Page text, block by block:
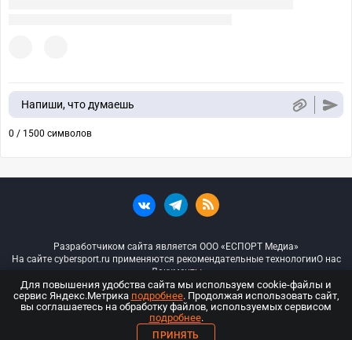
Напиши, что думаешь
0 / 1500 символов
Разработчиком сайта является ООО «ЕСПОРТ Медиа»
На сайте cybersport.ru применяются рекомендательные технологииО нас
Документы
© ООО «Киберспорт.ру» — Все права защищены
18+
Для повышения удобства сайта мы используем cookie-файлы и
сервис Яндекс.Метрика подробнее. Продолжая использовать сайт,
вы соглашаетесь на обработку файлов, используемых сервисом
подробнее.
ПРИНЯТЬ